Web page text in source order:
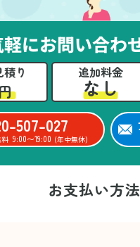
ー
た
にお問い合わ
り 追加料金
なし
507-027
9:00〜19:00 (年中無休)
お支払い方法